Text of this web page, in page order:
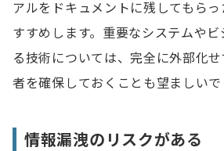
アルをドキュメントに残してもら
すすめします。重要なシステムや
る技術については、完全に外部化
者を確保しておくことも望ましいで
情報漏洩のリスクがある